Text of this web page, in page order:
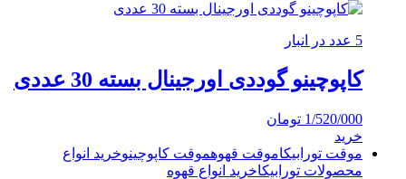
5 عدد در انبار
کاپوچینو گوددی اورجینال بسته 30 عددی
1/520/000 تومان
خرید
موقت تورابیکاموقت قهوهموقت کاپوچینوخرید انواع
محصولات تورابیکاخرید انواع قهوه